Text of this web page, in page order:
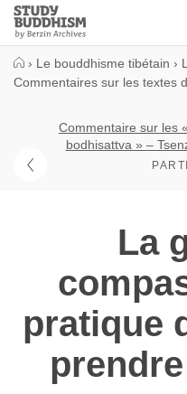
Close
Study
Buddhism
› Le bouddhisme tibétain ›
Commentaires sur les textes
Commentaire sur les
bodhisattva » –
La
pratique